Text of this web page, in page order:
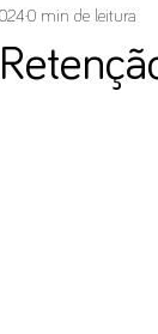
0 min de leitura